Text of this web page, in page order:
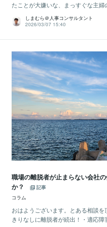
たことが大嫌いな、まっすぐな主
しまむら＠人事コンサルタント
2026/03/07 15:40
職場の離脱者が止まらない会社
か？
記事
コラム
おはようございます。とある相談
きりなしに離脱者が続出！・適応